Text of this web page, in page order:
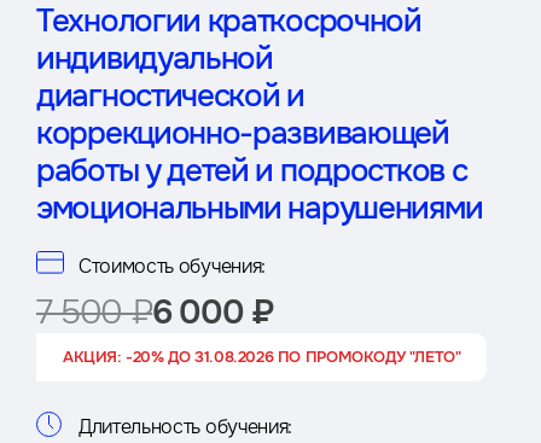
Технологии краткосрочной
индивидуальной
диагностической и
коррекционно-развивающей
работы у детей и подростков с
эмоциональными нарушениями
Стоимость обучения:
7 500 ₽6 000 ₽
АКЦИЯ: -20% ДО 31.08.2026 ПО ПРОМОКОДУ "ЛЕТО"
Длительность обучения: